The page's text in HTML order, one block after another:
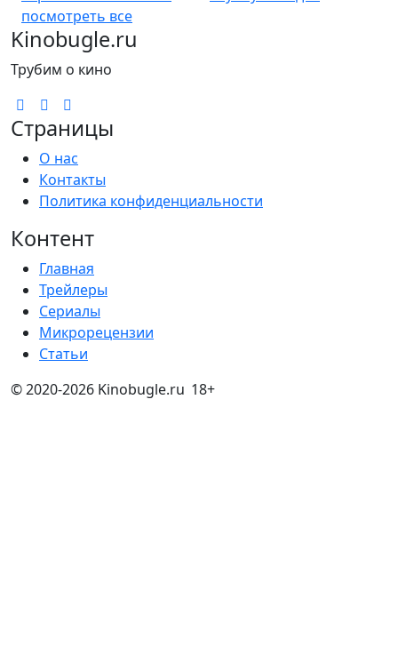
посмотреть все
Kinobugle.ru
Трубим о кино
Страницы
О нас
Контакты
Политика конфиденциальности
Контент
Главная
Трейлеры
Сериалы
Микрорецензии
Статьи
© 2020-2026 Kinobugle.ru 18+